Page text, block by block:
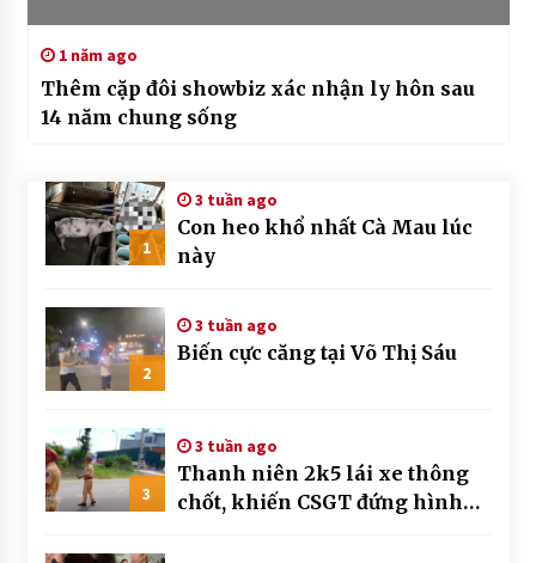
1 năm ago
Thêm cặp đôi showbiz xác nhận ly hôn sau
14 năm chung sống
1
3 tuần ago
Con heo khổ nhất Cà Mau lúc
này
2
3 tuần ago
Biến cực căng tại Võ Thị Sáu
3
3 tuần ago
Thanh niên 2k5 lái xe thông
chốt, khiến CSGT đứng hình